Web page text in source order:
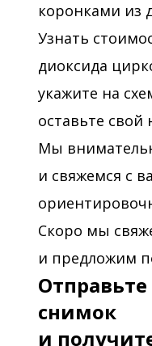
коронками из
Узнать
диоксида
укажите на
оставьте
Мы
и свяжемся с
Скоро мы
и предложим
снимок
и